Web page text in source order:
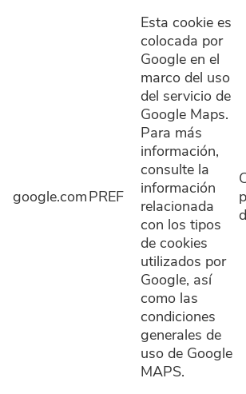
google.comPREF
Esta cookie es
colocada por
Google en el
marco del uso
del servicio de
Google Maps.
Para más
información,
consulte la
información
relacionada
con los tipos
de cookies
utilizados por
Google, así
como las
condiciones
generales de
uso de Google
MAPS.